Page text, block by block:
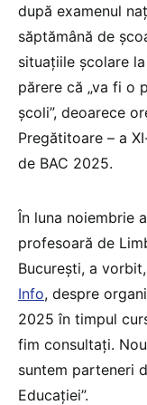
după examenul
săptămână de
situațiile școlare
părere că „va fi o
școli”, deoarece
Pregătitoare – a
de BAC 2025.
În luna noiembrie
profesoară de
București, a
Info, despre
2025 în timpul
fim consultați.
suntem parteneri
Educației”.